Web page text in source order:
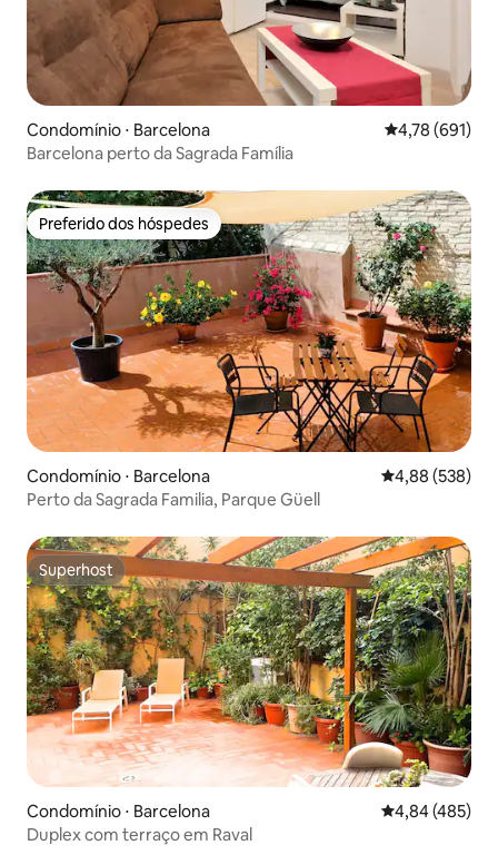
Condomínio ⋅ Barcelona 4,78 de uma
4,78 (691)
Barcelona perto da Sagrada Família
Preferido dos hóspedes
Preferido dos hóspedes
Condomínio ⋅ Barcelona 4,88 de uma
4,88 (538)
Perto da Sagrada Familia, Parque Güell
Superhost
Superhost
Condomínio ⋅ Barcelona 4,84 de uma
4,84 (485)
Duplex com terraço em Raval